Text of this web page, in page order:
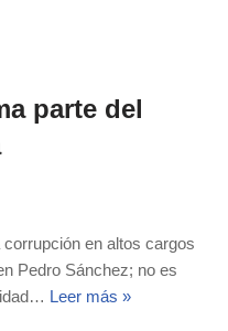
parte del
en altos cargos
Pedro Sánchez; no es
Leer más »